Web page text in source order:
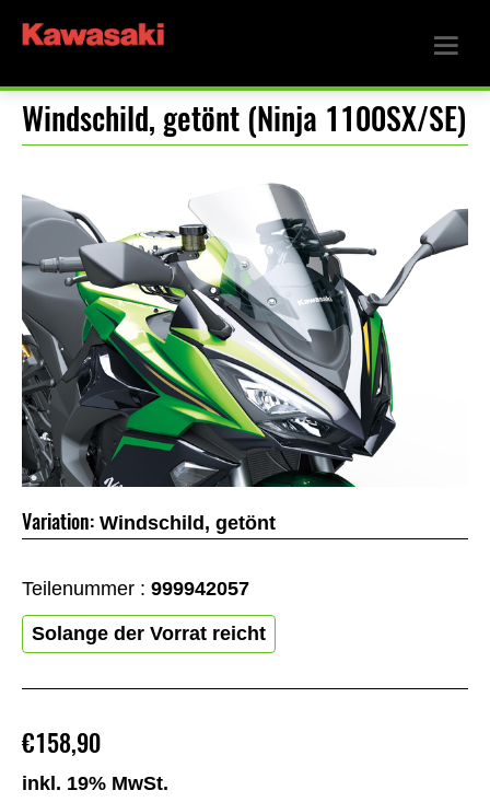
Windschild, getönt (Ninja 1100SX/SE)
€158,90
inkl. 19% MwSt.
Variation: Windschild, getönt
Teilenummer : 999942057
Solange der Vorrat reicht